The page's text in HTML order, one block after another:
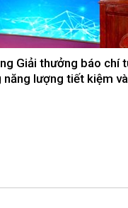
Giải thưởng báo chí
năng lượng tiết kiệm